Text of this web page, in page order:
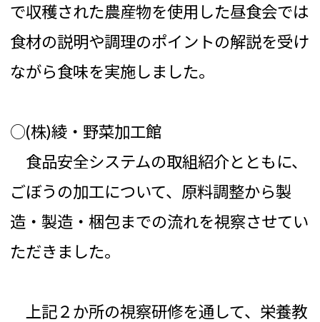
で収穫された農産物を使用した昼食会では
食材の説明や調理のポイントの解説を受け
ながら食味を実施しました。
○(株)綾・野菜加工館
食品安全システムの取組紹介とともに、
ごぼうの加工について、原料調整から製
造・製造・梱包までの流れを視察させてい
ただきました。
上記２か所の視察研修を通して、栄養教